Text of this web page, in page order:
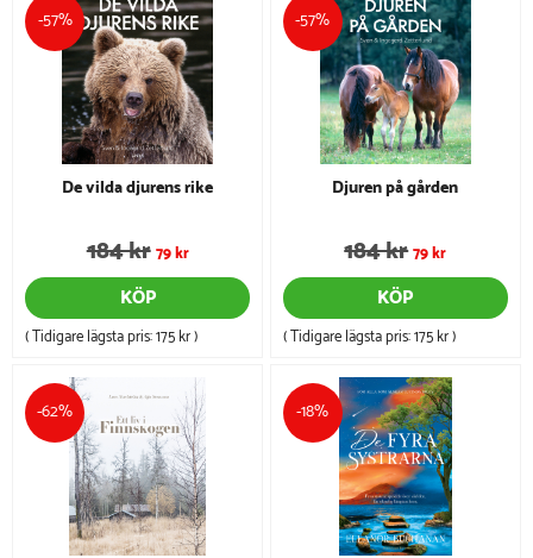
-57%
De vilda djurens rike
184 kr 79 kr
KÖP
( Tidigare lägsta pris:175 kr)
-57%
Djuren på gården
184 kr79 kr
KÖP
( Tidigare lägsta pris:175 kr)
-62% -18%